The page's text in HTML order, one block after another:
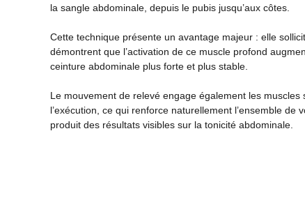
la sangle abdominale, depuis le pubis jusqu’aux côtes.
Cette technique présente un avantage majeur : elle
démontrent que l’activation de ce muscle profond
ceinture abdominale plus forte et plus stable.
Le mouvement de relevé engage également les
l’exécution, ce qui renforce naturellement l’ensemble
produit des résultats visibles sur la tonicité abdominale.